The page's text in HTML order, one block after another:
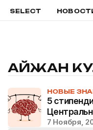
SELECT
АЙЖАН
НОВЫЕ
5
7 Ноября,